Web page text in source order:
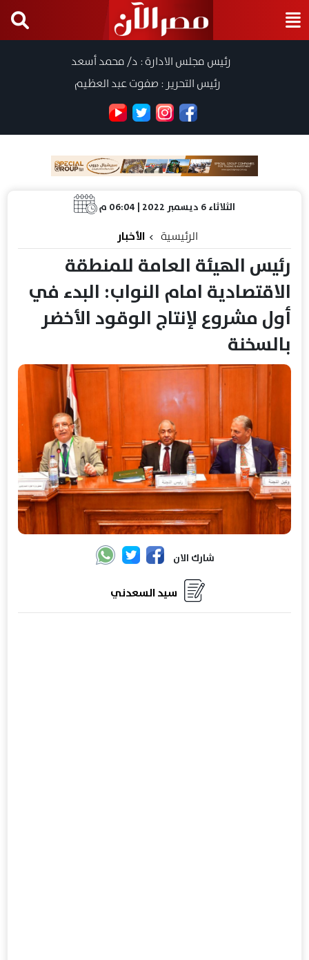
رئيس مجلس الادارة : د/ محمد أسعد
رئيس التحرير : صفوت عبد العظيم
الثلاثاء 6 ديسمبر 2022 | 06:04 م
الرئيسية الأخبار
رئيس الهيئة العامة للمنطقة
الاقتصادية امام النواب: البدء في
أول مشروع لإنتاج الوقود الأخضر
بالسخنة
شارك الان
سيد السعدني